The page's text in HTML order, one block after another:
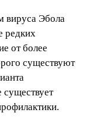
вируса Эбола
редких
от более
существуют